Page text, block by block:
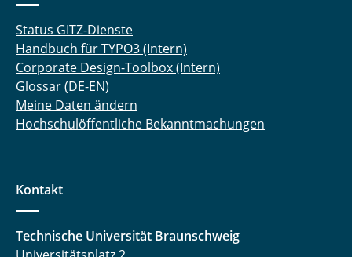
Status GITZ-Dienste
Handbuch für TYPO3 (Intern)
Corporate Design-Toolbox (Intern)
Glossar (DE-EN)
Meine Daten ändern
Hochschulöffentliche Bekanntmachungen
Kontakt
Technische Universität Braunschweig